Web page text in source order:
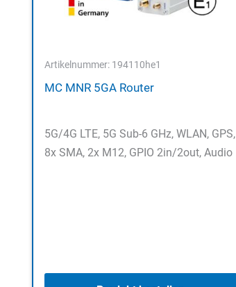
Artikelnummer: 194110he1
MC MNR 5GA Router
5G/4G LTE, 5G Sub-6 GHz, WLAN, GPS,
8x SMA, 2x M12, GPIO 2in/2out, Audio